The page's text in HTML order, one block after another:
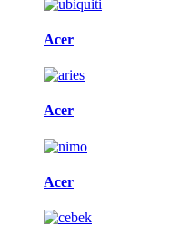
Acer
Acer
Acer